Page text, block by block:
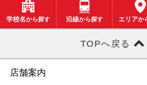
学校名から探す 沿線から探す エリアか
TOPへ戻る
店舗案内